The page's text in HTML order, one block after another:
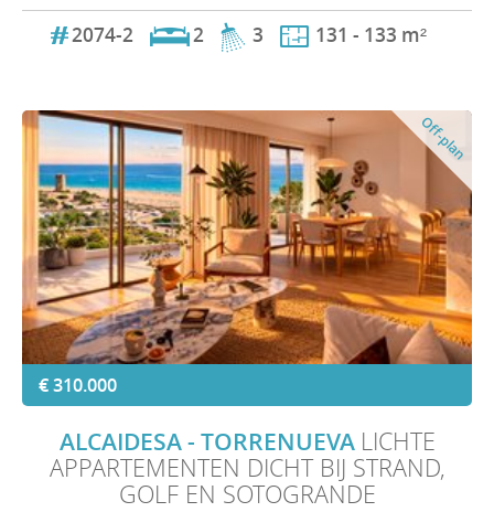
2074-2 2 3 131 - 133 m²
Off-plan
€ 310.000
ALCAIDESA - TORRENUEVA LICHTE
APPARTEMENTEN DICHT BIJ STRAND,
GOLF EN SOTOGRANDE